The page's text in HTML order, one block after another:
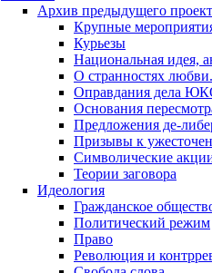
Архив предыдущего
Крупные
Курьезы
Национальная идея,
О странностях
Оправдания дела
Основания
Предложения де-
Призывы к
Символические
Теории заговора
Идеология
Гражданское
Политический режим
Право
Революция и